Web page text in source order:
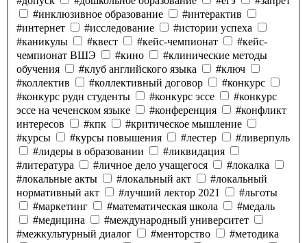
#инклюзивное образование
#интерактив
#интернет
#исследование
#истории успеха
#каникулы
#квест #кейс-чемпионат
#кейс-
чемпионат ВШЭ
#кино
#клинические методы
обучения
#клуб английского языка
#ключ
#коллектив
#коллективный договор
#конкурс
#конкурс рудн студенты
#конкурс эссе
#конкурс
эссе на чеченском языке
#конференция
#конфликт
интересов
#кпк
#критическое мышление
#курсы
#курсы повышения #лестер
#ливерпуль
#лидеры в образовании
#ликвидация
#литература
#личное дело учащегося
#локалка
#локальные акты
#локальный акт
#локальный
нормативный акт
#лучший лектор 2021
#льготы
#маркетинг
#математическая школа
#медаль
#медицина
#международный университет
#межкультурный диалог
#менторство
#методика